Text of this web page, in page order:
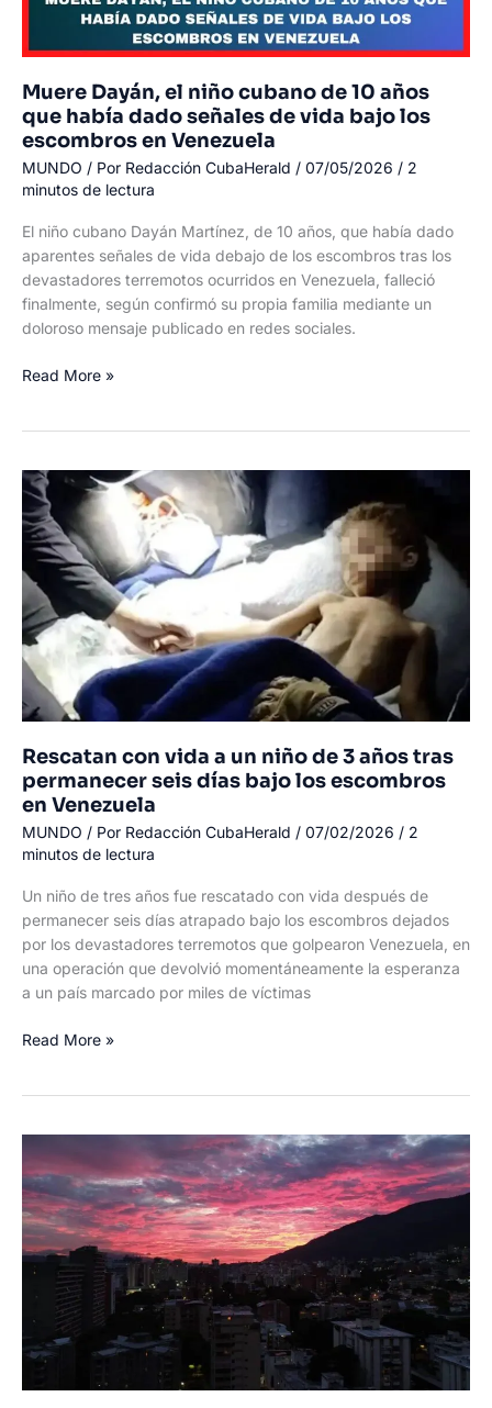
Muere Dayán, el niño cubano de 10 años
que había dado señales de vida bajo los
escombros en Venezuela
MUNDO / Por Redacción CubaHerald / 07/05/2026 / 2
minutos de lectura
El niño cubano Dayán Martínez, de 10 años, que había dado
aparentes señales de vida debajo de los escombros tras los
devastadores terremotos ocurridos en Venezuela, falleció
finalmente, según confirmó su propia familia mediante un
doloroso mensaje publicado en redes sociales.
Muere
cubano
de
10
años
que
había
dado
señales
de
vida
bajo
escombros
en
Venezuela
Read More »
Rescatan con vida a un niño de 3 años tras
permanecer seis días bajo los escombros
en Venezuela
MUNDO / Por Redacción CubaHerald / 07/02/2026 / 2
minutos de lectura
Un niño de tres años fue rescatado con vida después de
permanecer seis días atrapado bajo los escombros dejados
por los devastadores terremotos que golpearon Venezuela, en
una operación que devolvió momentáneamente la esperanza
a un país marcado por miles de víctimas
Rescatan
un
niño
de
3
años
tras
permanecer
días
bajo
Read More »